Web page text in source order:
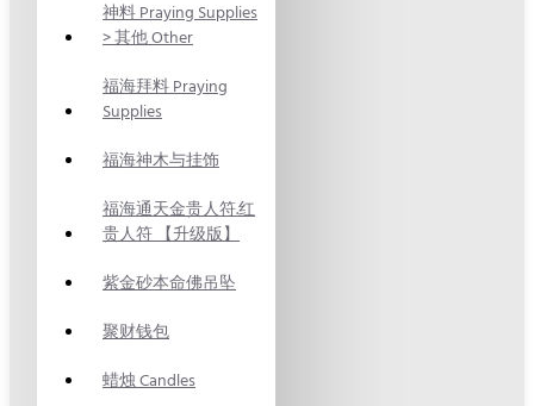
神料 Praying Supplies
> 其他 Other
福海拜料 Praying
Supplies
福海神木与挂饰
福海通天金贵人符.红
贵人符 【升级版】
紫金砂本命佛吊坠
聚财钱包
蜡烛 Candles